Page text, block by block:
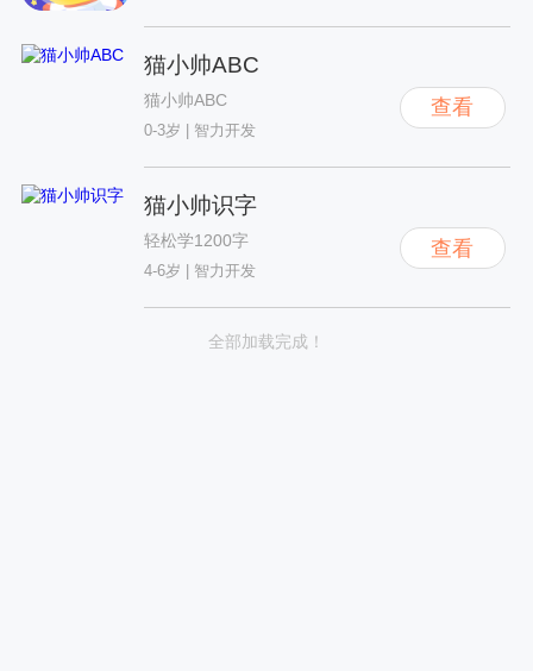
猫小帅ABC
猫小帅ABC
0-3岁 | 智力开发
查看
猫小帅识字
轻松学1200字
4-6岁 智力开发
查看
全部加载完成！